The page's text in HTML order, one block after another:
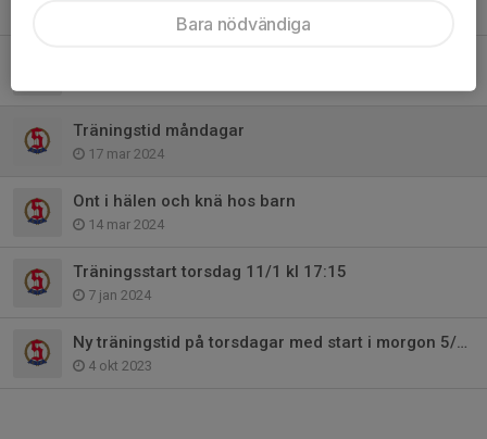
Träningstid måndagar
17 mar 2024
Ont i hälen och knä hos barn
14 mar 2024
Träningsstart torsdag 11/1 kl 17:15
7 jan 2024
Ny träningstid på torsdagar med start i morgon 5/10!
4 okt 2023
Bara nödvändiga